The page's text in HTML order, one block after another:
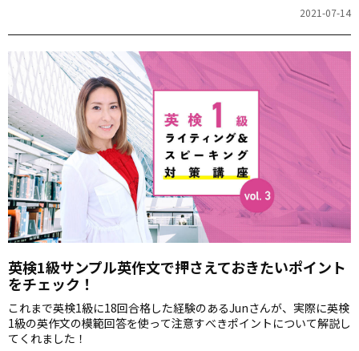
2021-07-14
英検1級サンプル英作文で押さえておきたいポイント
をチェック！
これまで英検1級に18回合格した経験のあるJunさんが、実際に英検
1級の英作文の模範回答を使って注意すべきポイントについて解説し
てくれました！